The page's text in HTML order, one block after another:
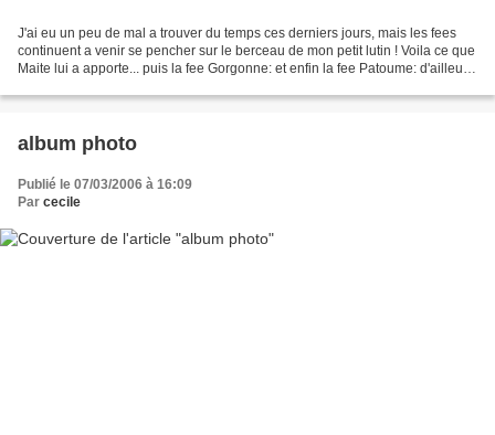
J'ai eu un peu de mal a trouver du temps ces derniers jours, mais les fees
continuent a venir se pencher sur le berceau de mon petit lutin ! Voila ce que
Maite lui a apporte... puis la fee Gorgonne: et enfin la fee Patoume: d'ailleurs
album photo
Publié le 07/03/2006 à 16:09
Par cecile